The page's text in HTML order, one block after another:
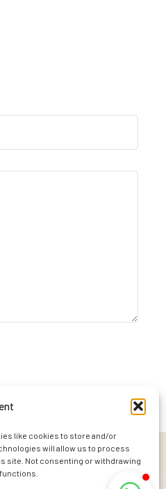
like cookies to store and/or
will allow us to process
site. Not consenting or withdrawing